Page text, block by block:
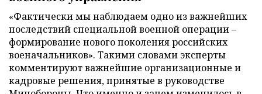
«Фактически мы наблюдаем одно из важнейших
последствий специальной военной операции –
формирование нового поколения российских
военачальников». Такими словами эксперты
комментируют важнейшие организационные и
кадровые решения, принятые в руководстве